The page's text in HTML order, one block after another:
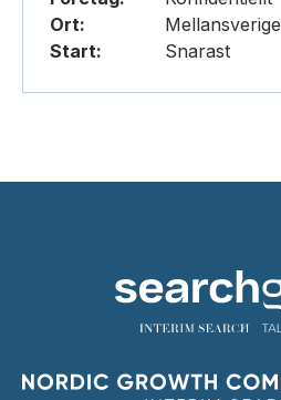
Ort:
Mellansverige
Start:
Snarast